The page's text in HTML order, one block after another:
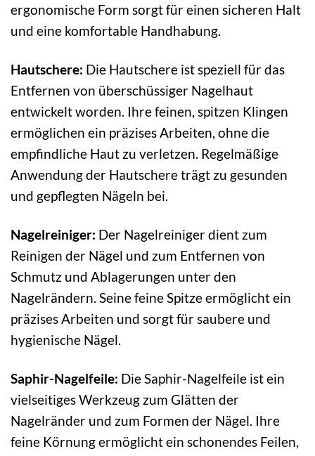
ergonomische Form sorgt für einen sicheren Halt
und eine komfortable Handhabung.
Hautschere: Die Hautschere ist speziell für das
Entfernen von überschüssiger Nagelhaut
entwickelt worden. Ihre feinen, spitzen Klingen
ermöglichen ein präzises Arbeiten, ohne die
empfindliche Haut zu verletzen. Regelmäßige
Anwendung der Hautschere trägt zu gesunden
und gepflegten Nägeln bei.
Nagelreiniger: Der Nagelreiniger dient zum
Reinigen der Nägel und zum Entfernen von
Schmutz und Ablagerungen unter den
Nagelrändern. Seine feine Spitze ermöglicht ein
präzises Arbeiten und sorgt für saubere und
hygienische Nägel.
Saphir-Nagelfeile: Die Saphir-Nagelfeile ist ein
vielseitiges Werkzeug zum Glätten der
Nagelränder und zum Formen der Nägel. Ihre
feine Körnung ermöglicht ein schonendes Feilen,